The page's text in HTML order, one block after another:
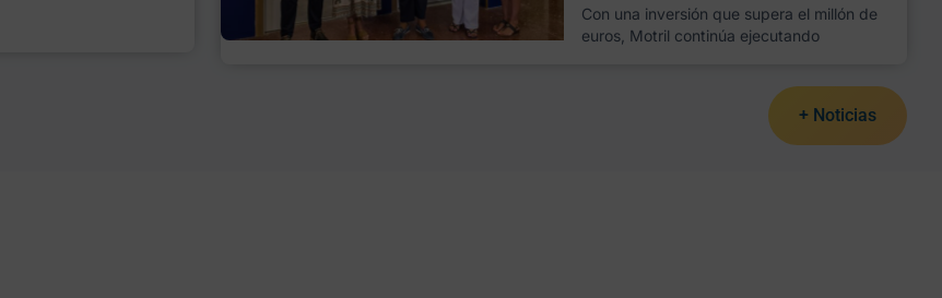
Con una inversión que supera el millón de
euros, Motril continúa ejecutando
+ Noticias